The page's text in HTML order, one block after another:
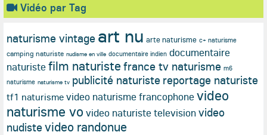
Vidéo par Tag
naturisme vintage art nu arte naturisme c+ naturisme
camping naturiste nudisme en ville documentaire indien documentaire
naturistefilm naturistefrance tv naturisme m6
naturisme naturisme tv publicité naturiste reportage naturiste
tf1 naturisme video naturisme francophonevideo
naturisme vo video naturiste televisionvideo
nudistevideo randonue